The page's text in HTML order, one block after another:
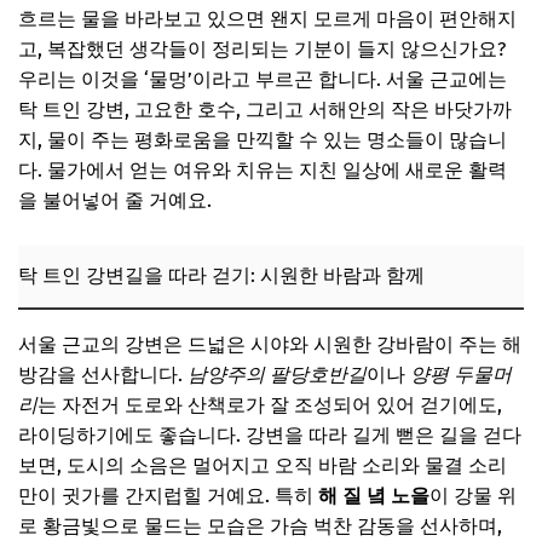
흐르는 물을 바라보고 있으면 왠지 모르게 마음이 편안해지
고, 복잡했던 생각들이 정리되는 기분이 들지 않으신가요?
우리는 이것을 ‘물멍’이라고 부르곤 합니다. 서울 근교에는
탁 트인 강변, 고요한 호수, 그리고 서해안의 작은 바닷가까
지, 물이 주는 평화로움을 만끽할 수 있는 명소들이 많습니
다. 물가에서 얻는 여유와 치유는 지친 일상에 새로운 활력
을 불어넣어 줄 거예요.
탁 트인 강변길을 따라 걷기: 시원한 바람과 함께
서울 근교의 강변은 드넓은 시야와 시원한 강바람이 주는 해
방감을 선사합니다. 남양주의 팔당호반길이나 양평 두물머
리는 자전거 도로와 산책로가 잘 조성되어 있어 걷기에도,
라이딩하기에도 좋습니다. 강변을 따라 길게 뻗은 길을 걷다
보면, 도시의 소음은 멀어지고 오직 바람 소리와 물결 소리
만이 귓가를 간지럽힐 거예요. 특히 해 질 녘 노을이 강물 위
로 황금빛으로 물드는 모습은 가슴 벅찬 감동을 선사하며,